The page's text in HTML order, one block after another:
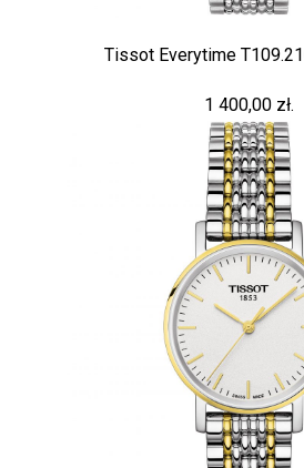
Tissot Everytime
1 400,00 zł.